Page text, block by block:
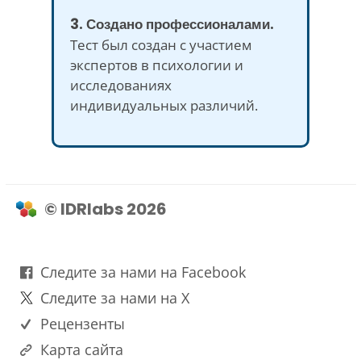
3. Создано профессионалами.
Тест был создан с участием
экспертов в психологии и
исследованиях
индивидуальных различий.
© IDRlabs 2026
Следите за нами на Facebook
Следите за нами на X
Рецензенты
Карта сайта